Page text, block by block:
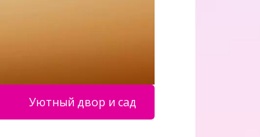
Уютный двор и сад